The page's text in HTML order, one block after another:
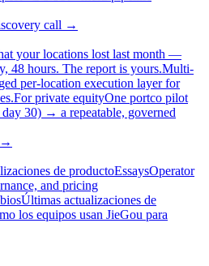
call →
your locations lost last month —
48 hours. The report is yours.Multi-
per-location execution layer for
For private equityOne portco pilot
30) → a repeatable, governed
→
de productoEssaysOperator
and pricing
Últimas actualizaciones de
los equipos usan JieGou para